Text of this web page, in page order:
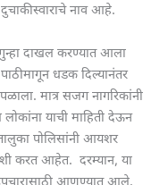
दुचाकीस्वाराचे नाव आहे.
दाखल करण्यात आला
धडक दिल्यानंतर
मात्र सजग नागरिकांनी
याची माहिती देऊन
पोलिसांनी आयशर
करत आहेत. दरम्यान, या